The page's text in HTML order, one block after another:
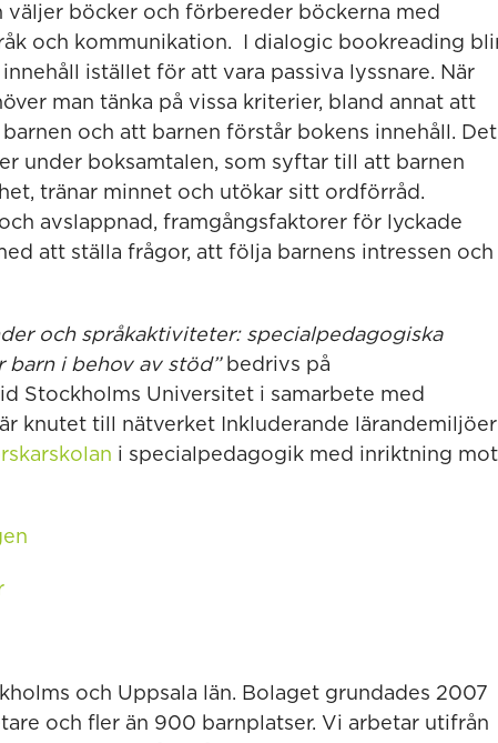
väljer böcker och förbereder böckerna med
och kommunikation. I dialogic bookreading
istället för att vara passiva lyssnare. När
man tänka på vissa kriterier, bland annat att
och att barnen förstår bokens innehåll. Det
under boksamtalen, som syftar till att barnen
tränar minnet och utökar sitt ordförråd.
avslappnad, framgångsfaktorer för lyckade
att ställa frågor, att följa barnens intressen och
och språkaktiviteter: specialpedagogiska
i behov av stöd” bedrivs på
Stockholms Universitet i samarbete med
knutet till nätverket Inkluderande lärandemiljöer
i specialpedagogik med inriktning mot
och Uppsala län. Bolaget grundades 2007
och fler än 900 barnplatser. Vi arbetar utifrån